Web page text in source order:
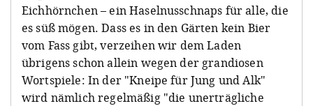
Eichhörnchen – ein Haselnusschnaps für alle, die
es süß mögen. Dass es in den Gärten kein Bier
vom Fass gibt, verzeihen wir dem Laden
übrigens schon allein wegen der grandiosen
Wortspiele: In der "Kneipe für Jung und Alk"
wird nämlich regelmäßig "die unerträgliche